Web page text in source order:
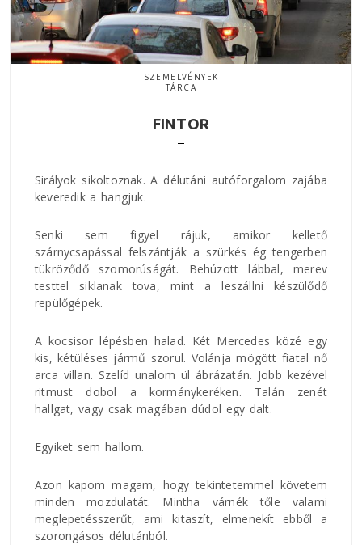
SZEMELVÉNYEK
TÁRCA
FINTOR
Sirályok sikoltoznak. A délutáni autóforgalom zajába
keveredik a hangjuk.
Senki sem figyel rájuk, amikor kellető
szárnycsapással felszántják a szürkés ég tengerben
tükröződő szomorúságát. Behúzott lábbal, merev
testtel siklanak tova, mint a leszállni készülődő
repülőgépek.
A kocsisor lépésben halad. Két Mercedes közé egy
kis, kétüléses jármű szorul. Volánja mögött fiatal nő
arca villan. Szelíd unalom ül ábrázatán. Jobb kezével
ritmust dobol a kormánykeréken. Talán zenét
hallgat, vagy csak magában dúdol egy dalt.
Egyiket sem hallom.
Azon kapom magam, hogy tekintetemmel követem
minden mozdulatát. Mintha várnék tőle valami
meglepetésszerűt, ami kitaszít, elmenekít ebből a
szorongásos délutánból.